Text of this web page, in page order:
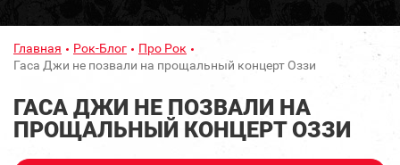
Главная Рок-Блог
Про Рок
Гаса Джи не позвали на прощальный концерт Оззи
ГАСА ДЖИ НЕ ПОЗВАЛИ НА
ПРОЩАЛЬНЫЙ КОНЦЕРТ ОЗЗИ